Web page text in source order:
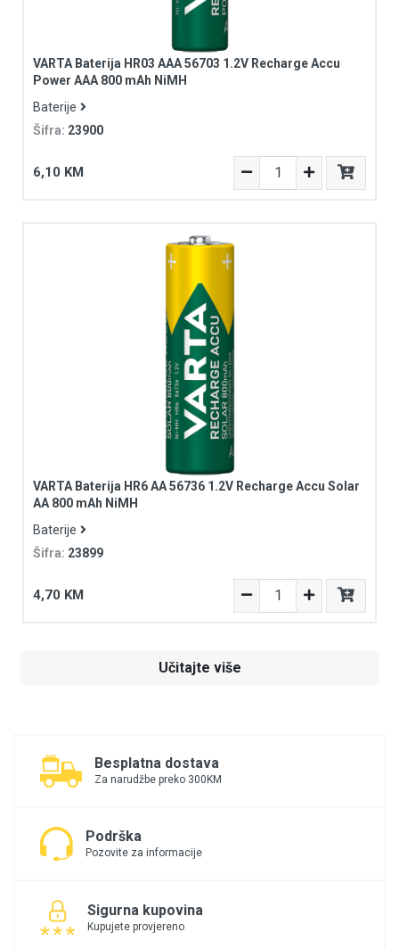
VARTA Baterija HR03 AAA 56703 1.2V Recharge Accu
Power AAA 800 mAh NiMH
Baterije
Šifra: 23900
6,10 KM
VARTA Baterija HR6 AA 56736 1.2V Recharge Accu Solar
AA 800 mAh NiMH
Baterije
Šifra: 23899
4,70 KM
Učitajte više
Besplatna dostava
Za narudžbe preko 300KM
Podrška
Pozovite za informacije
Sigurna kupovina
Kupujete provjereno